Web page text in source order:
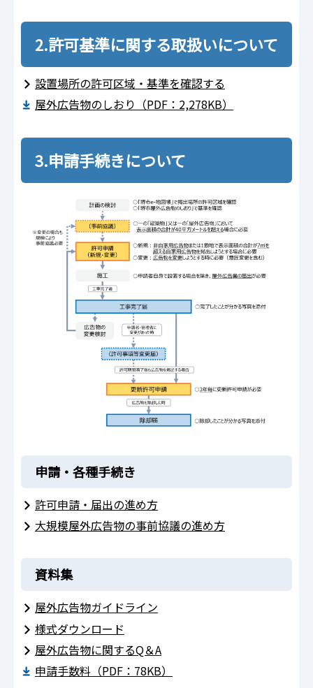
2.許可基準に関する取扱いについて
設置場所の許可区域・基準を確認する
屋外広告物のしおり（PDF：2,278KB）
3.申請手続きについて
申請・各種手続き
許可申請・届出の進め方
大規模屋外広告物の事前協議の進め方
資料集
屋外広告物ガイドライン
様式ダウンロード
屋外広告物に関するQ＆A
申請手数料（PDF：78KB）